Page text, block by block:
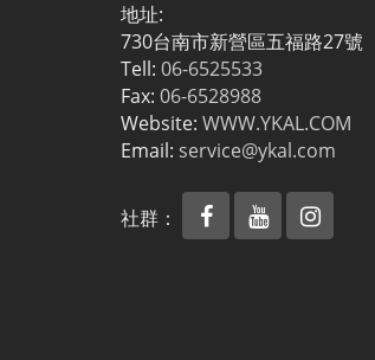
地址:
730台南市新營區五福路27號
Tell: 06-6525533
Fax: 06-6528988
Website: WWW.YKAL.COM
Email: service@ykal.com
社群：